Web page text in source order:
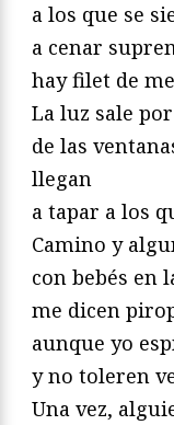
a los que se
a cenar
hay filet de
La luz sale
de las
llegan
a tapar a los
Camino y
con bebés en
me dicen
aunque yo
y no toleren
Una vez,